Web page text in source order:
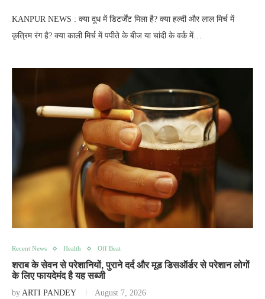
KANPUR NEWS : क्या दूध में डिटर्जेंट मिला है? क्या हल्दी और लाल मिर्च में
कृत्रिम रंग है? क्या काली मिर्च में पपीते के बीज या चांदी के वर्क में…
Recent News Health Off Beat
शराब के सेवन से परेशानियों, पुराने दर्द और मूड डिसऑर्डर से परेशान लोगों
के लिए फायदेमंद है यह सब्जी
by ARTI PANDEY August 7, 2026